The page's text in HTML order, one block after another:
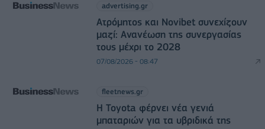
advertising.gr
Ατρόμητος και Novibet συνεχίζουν
μαζί: Ανανέωση της συνεργασίας
τους μέχρι το 2028
07/08/2026 - 08:47
fleetnews.gr
Η Toyota φέρνει νέα γενιά
μπαταριών για τα υβριδικά της